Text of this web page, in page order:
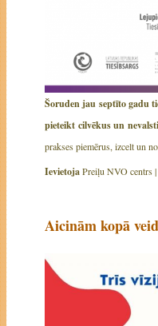
Šoruden jau septīto gadu
pieteikt cilvēkus un
prakses piemērus, izcelt un
IevietojaPreiļu NVO centrs |
Aicinām kopā